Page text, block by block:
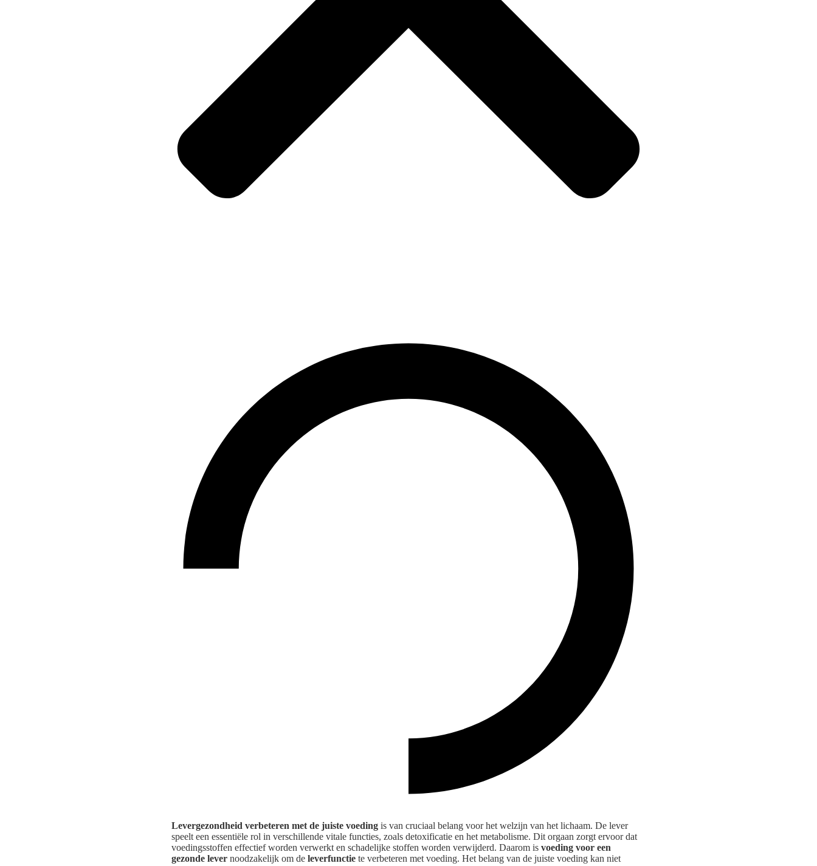
Levergezondheid verbeteren met de juiste voeding is van cruciaal belang voor het welzijn van het lichaam. De lever
speelt een essentiële rol in verschillende vitale functies, zoals detoxificatie en het metabolisme. Dit orgaan zorgt ervoor dat
voedingsstoffen effectief worden verwerkt en schadelijke stoffen worden verwijderd. Daarom is voeding voor een
gezonde lever noodzakelijk om de leverfunctie te verbeteren met voeding. Het belang van de juiste voeding kan niet